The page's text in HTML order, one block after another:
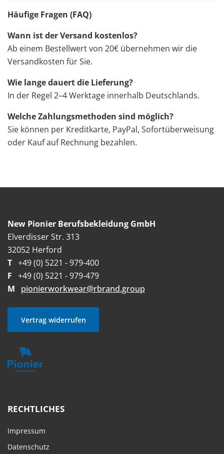
Häufige Fragen (FAQ)
Wann ist der Versand kostenlos?
Ab einem Bestellwert von 20€ übernehmen wir die
Versandkosten für Sie.
Wie lange dauert die Lieferung?
In der Regel 2–4 Werktage innerhalb Deutschlands.
Welche Zahlungsmethoden sind möglich?
Sie können per Kreditkarte, PayPal, Sofortüberweisung
oder Kauf auf Rechnung bezahlen.
New Pionier Berufsbekleidung GmbH
Elverdisser Str. 313
32052 Herford
T +49 (0) 5221 - 979-400
F +49 (0) 5221 - 979-479
M
pionierworkwear@rbrand.group
Vertrag widerrufen
RECHTLICHES
Impressum
Datenschutz